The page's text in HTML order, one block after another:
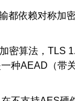
都依赖对称加
密算法，TLS
种AEAD（带